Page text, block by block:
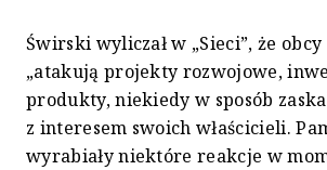
Świrski wyliczał w „Sieci”, że
„atakują projekty rozwojowe,
produkty, niekiedy w sposób
z interesem swoich właścicieli.
wyrabiały niektóre reakcje w